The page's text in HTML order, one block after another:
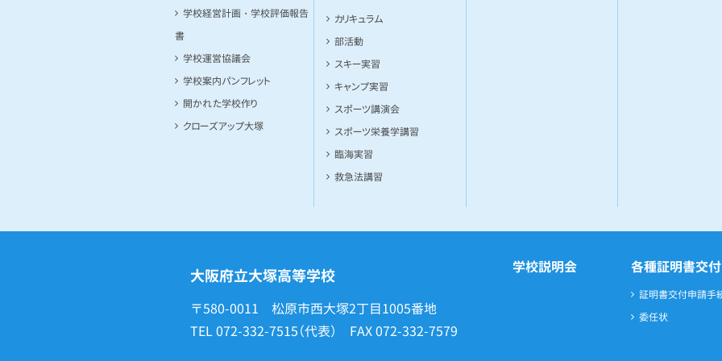
学校経営計画・学校評価報告
書
学校運営協議会
学校案内パンフレット
開かれた学校作り
クローズアップ大塚
カリキュラム
部活動
スキー実習
キャンプ実習
スポーツ講演会
スポーツ栄養学講習
臨海実習
救急法講習
大阪府立大塚高等学校
〒580-0011 松原市西大塚2丁目1005番地
TEL072-332-7515（代表） FAX072-332-7579
学校説明会 各種証明書交付
証明書交付申請手
委任状